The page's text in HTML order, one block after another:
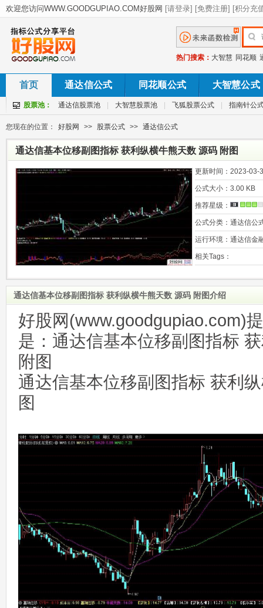
热门搜索： 大智慧 同花顺
首页 通达信公式 同花顺公式 大智慧公式
股票池： 通达信股票池 大智慧股票池 飞狐股票公式 指南针公
您现在的位置： 好股网 >> 股票公式 >> 通达信公式
通达信基本位移副图指标 获利纵横牛熊天数 源码 附图
更新时间： 2023-03-
公式大小： 3.00 KB
推荐星级：
公式分类： 通达信公
运行环境： 通达信金
相关Tags：
通达信基本位移副图指标 获利纵横牛熊天数 源码 附图介绍
好股网(www.goodgupiao.com)
是：通达信基本位移副图指标
附图
通达信基本位移副图指标 获利
图